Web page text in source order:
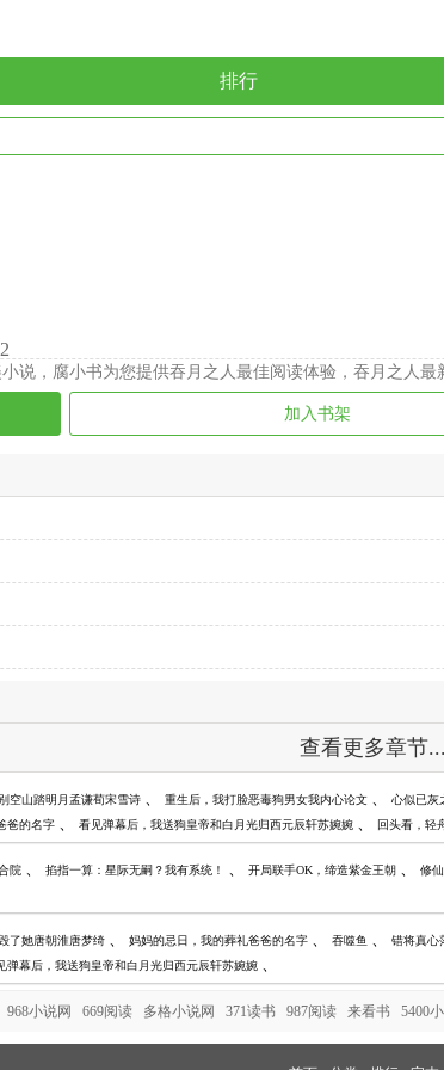
排行
说，腐小书为您提供吞月之人最佳阅读体验，吞月之人
加入书架
查看更多章节...
空山踏明月孟谦荀宋雪诗 、 重生后，我打脸恶毒狗男女我内心论文 、 心似已灰
爸的名字 、 看见弹幕后，我送狗皇帝和白月光归西元辰轩苏婉婉 、 回头看，轻
院 、 掐指一算：星际无嗣？我有系统！ 、 开局联手OK，缔造紫金王朝 、 修
了她唐朝淮唐梦绮 、 妈妈的忌日，我的葬礼爸爸的名字 、 吞噬鱼 、 错将真心
弹幕后，我送狗皇帝和白月光归西元辰轩苏婉婉 、
968小说网 669阅读 多格小说网 371读书 987阅读 来看书 5400